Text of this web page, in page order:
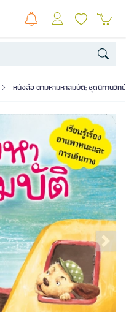
หนังสือ ตามหามหาสมบัติ: ชุดนิทานวิท